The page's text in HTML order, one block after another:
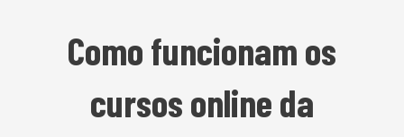
Como funcionam os
cursos online da